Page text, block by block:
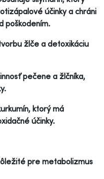
účinky a chráni
poškodením.
žlče a detoxikáciu
pečene a žlčníka,
ktorý má
účinky.
pre metabolizmus